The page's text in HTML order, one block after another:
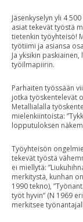
Jäsenkyselyn yli 4
asiat tekevät työstä
tietenkin työyhteisö!
työtiimi ja asiansa
Ja yksikin
työilmapiirin.
Parhaiten työssään
jotka työskentelevät
Metallialalla
mielenkiintoista:
lopputuloksen
Työyhteisön
tekevät työstä
ei miellytä:
merkitystä, kunhan
1990 tekno),
työt hyvin” (N 1969
merkitsee